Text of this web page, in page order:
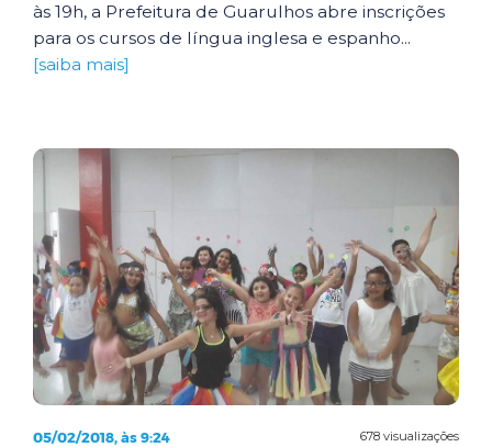
às 19h, a Prefeitura de Guarulhos abre inscrições
para os cursos de língua inglesa e espanho...
[saiba mais]
678 visualizações
05/02/2018, às 9:24